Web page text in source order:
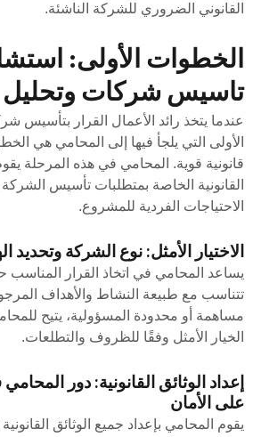
القانوني الضروري للشركة الناشئة.
الخطوات الأولى:
تاسيس شركات وتحليل
عندما يتخذ رائد الأعمال القرار بتأسيس
الأولى التي يلجأ فيها إلى المحامي هي
قانونية قوية. المحامي في هذه المرحلة
القانونية الخاصة بمتطلبات تأسيس
الاحتياجات الفردية للمشروع.
الاختيار الأمثل: نوع الشركة وتحديد
يساعد المحامي في اتخاذ القرار المناسب
تتناسب مع طبيعة النشاط والأهداف
مساهمة أو محدودة المسؤولية، يتيح
الخيار الأمثل وفقًا للظروف والتطلعات.
إعداد الوثائق القانونية: دور المحامي
على الأمان
يقوم المحامي بإعداد جميع الوثائق